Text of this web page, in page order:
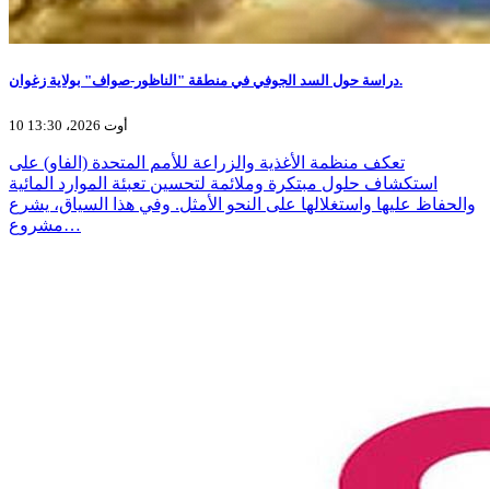
دراسة حول السد الجوفي في منطقة "الناظور-صواف" بولاية زغوان.
10 أوت 2026، 13:30
تعكف منظمة الأغذية والزراعة للأمم المتحدة (الفاو) على
استكشاف حلول مبتكرة وملائمة لتحسين تعبئة الموارد المائية
والحفاظ عليها واستغلالها على النحو الأمثل. وفي هذا السياق، يشرع
مشروع…